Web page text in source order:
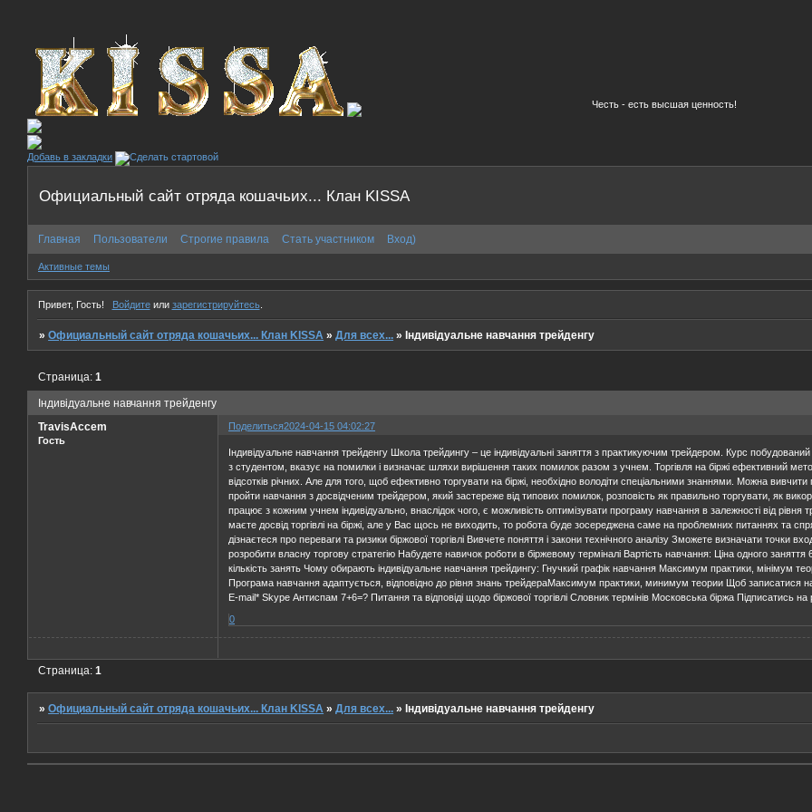
Честь - есть высшая ценность!
Добавь в закладки
Официальный сайт отряда кошачьих... Клан KISSA
Главная Пользователи Строгие правила Стать участником Вход)
Активные темы
Привет, Гость! Войдитеили зарегистрируйтесь.
»Официальный сайт отряда кошачьих... Клан KISSA »Для всех... »Індивідуальне навчання трейденгу
Індивідуальне навчання трейденгу
Страница:1
Поделиться2024-04-15 04:02:27
TravisAccem
Гость
Індивідуальне навчання трейденгу Школа трейдингу – це індивідуальні заняття з практикуючим трейдером. Курс
з студентом, вказує на помилки і визначає шляхи вирішення таких помилок разом з учнем. Торгівля на біржі ефективний
відсотків річних. Але для того, щоб ефективно торгувати на біржі, необхідно володіти спеціальними знаннями. Можна
пройти навчання з досвідченим трейдером, який застереже від типових помилок, розповість як правильно торгувати, як
працює з кожним учнем індивідуально, внаслідок чого, є можливість оптимізувати програму навчання в залежності від
маєте досвід торгівлі на біржі, але у Вас щось не виходить, то робота буде зосереджена саме на проблемних питаннях та
дізнаєтеся про переваги та ризики біржової торгівлі Вивчете поняття і закони технічного аналізу Зможете визначати точки
розробити власну торгову стратегію Набудете навичок роботи в біржевому терміналі Вартість навчання: Ціна одного
кількість занять Чому обирають індивідуальне навчання трейдингу: Гнучкий графік навчання Максимум практики, мінімум
Програма навчання адаптується, відповідно до рівня знань трейдераМаксимум практики, минимум теории Щоб записатися
E-mail* Skype Антиспам 7+6=? Питання та відповіді щодо біржової торгівлі Словник термінів Московська біржа
0
Страница:1
»Официальный сайт отряда кошачьих... Клан KISSA »Для всех... »Індивідуальне навчання трейденгу